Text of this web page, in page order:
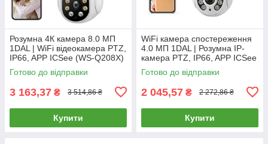
Розумна 4К камера 8.0 МП
1DAL | WiFi відеокамера PTZ,
IP66, APP ICSee (WS-Q208X)
Готово до відправки
3 163,37 ₴ 3 514,86 ₴
Купити
WiFi камера спостереження
4.0 МП 1DAL | Розумна IP-
камера PTZ, IP66, APP ICSee
(WS-Q204B)
Готово до відправки
2 045,57 ₴ 2 272,86 ₴
Купити